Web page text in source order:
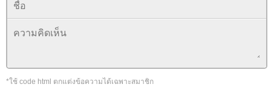
*ใช้ code html ตกแต่งข้อความได้เฉพาะสมาชิก